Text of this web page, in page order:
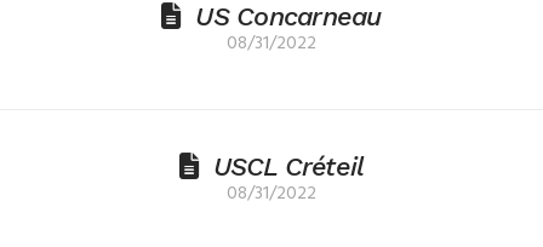
US Concarneau
08/31/2022
USCL Créteil
08/31/2022